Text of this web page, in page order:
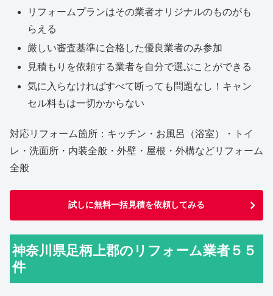
リフォームプランはその業者オリジナルのものがも
らえる
厳しい審査基準に合格した優良業者のみ参加
見積もりを依頼する業者を自分で選ぶことができる
気に入らなければすべて断っても問題なし！キャン
セル料もは一切かからない
対応リフォーム箇所：キッチン・お風呂（浴室）・トイ
レ・洗面所・内装全般・外壁・屋根・外構などリフォーム
全般
試しに無料一括見積を依頼してみる
神奈川県足柄上郡のリフォーム業者５５
件